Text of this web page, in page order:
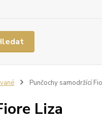
Punčochy samodržící
Liza